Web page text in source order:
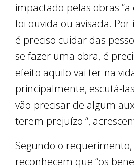
impactado pelas obras
foi ouvida ou avisada. Por
é preciso cuidar das
se fazer uma obra, é
efeito aquilo vai ter na
principalmente, escutá-
vão precisar de algum
terem prejuízo “,
Segundo o
reconhecem que “os